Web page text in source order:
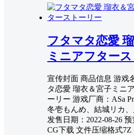
フタマタ恋愛
ミニアフター
宣传封面 商品信息 游戏
タ恋愛 瑠衣＆宮子ミニ
ーリー 游戏厂商：ASa
冬壱もんめ、結城リカ
发售日期：2022-08-26
CG下载 文件压缩格式